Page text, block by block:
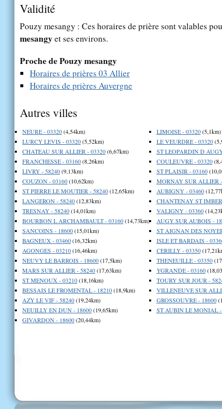
Validité
Pouzy mesangy : Ces horaires de prière sont valables
mesangyet ses environs.
Proche de Pouzy mesangy
Horaires de prières 03 Allier
Horaires de prières Auvergne
Autres villes
NEURE - 03320(4,54km)
LURCY LEVIS - 03320(5,52km)
CHATEAU SUR ALLIER - 03320(6,67km)
FRANCHESSE - 03160(8,26km)
LIVRY - 58240(9,13km)
COUZON - 03160(10,62km)
ST PIERRE LE MOUTIER - 58240(12,65km)
LANGERON - 58240(12,83km)
TRESNAY - 58240(14,01km)
BOURBON L ARCHAMBAULT - 03160(14,73km)
SANCOINS - 18600(15,01km)
BAGNEUX - 03460(16,32km)
AGONGES - 03210(16,46km)
NEUVY LE BARROIS - 18600(17,5km)
MARS SUR ALLIER - 58240(17,63km)
ST MENOUX - 03210(18,16km)
BESSAIS LE FROMENTAL - 18210(18,9km)
AZY LE VIF - 58240(19,24km)
NEUILLY EN DUN - 18600(19,65km)
GIVARDON - 18600(20,44km)
LIMOISE - 03320(5,1km)
LE VEURDRE - 03320
ST LEOPARDIN D
COULEUVRE - 03320
ST PLAISIR - 03160
MORNAY SUR ALLIER
AUBIGNY - 03460
CHANTENAY ST
VALIGNY - 03360
AUGY SUR AUBOIS -
ST AIGNAN DES
ISLE ET BARDAIS -
CERILLY - 03350
THENEUILLE - 03350
YGRANDE - 03160
TOURY SUR JOUR -
VILLENEUVE SUR
GROSSOUVRE - 18600
ST AUBIN LE MONIAL -